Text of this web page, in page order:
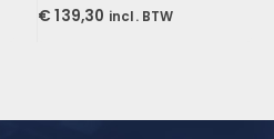
0out of 5
€ 139,30 incl. BTW